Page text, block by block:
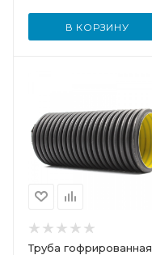
В КОРЗИНУ
Труба гофрированная